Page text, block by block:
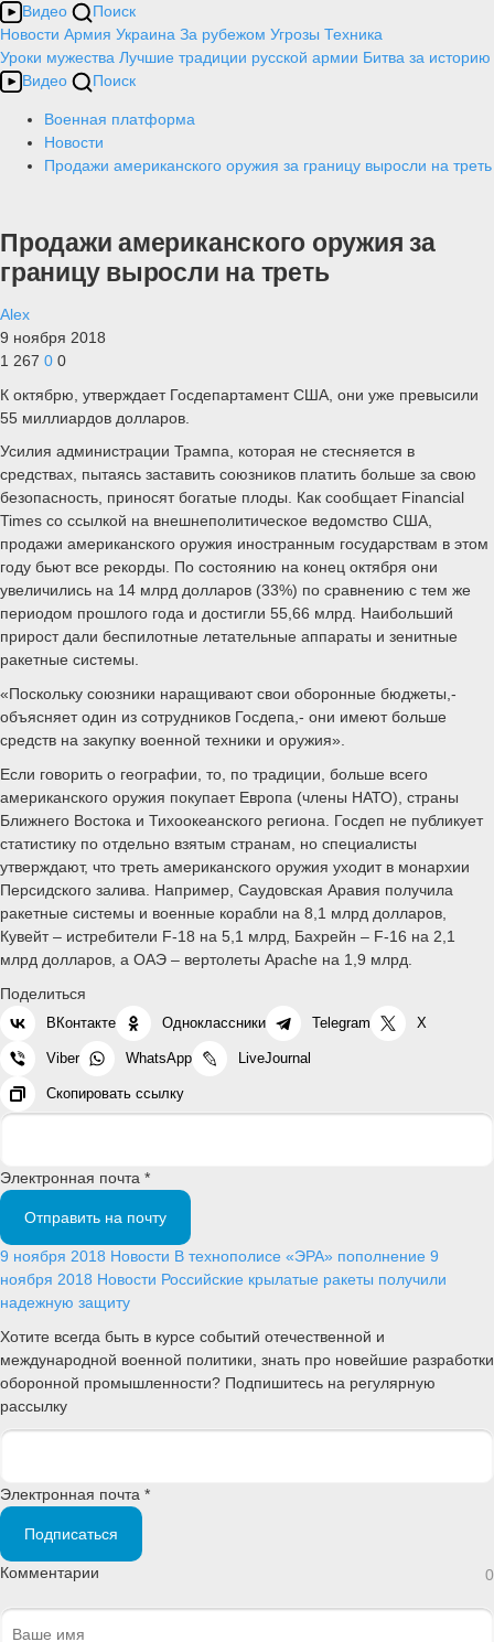
Видео
Поиск
Новости Армия Украина За рубежом Угрозы Техника
Уроки мужества Лучшие традиции русской армии Битва за историю
Видео
Поиск
Военная платформа
Новости
Продажи американского оружия за границу выросли на треть
Продажи американского оружия за
границу выросли на треть
Alex
9 ноября 2018
1 267 0 0
К октябрю, утверждает Госдепартамент США, они уже превысили
55 миллиардов долларов.
Усилия администрации Трампа, которая не стесняется в
средствах, пытаясь заставить союзников платить больше за свою
безопасность, приносят богатые плоды. Как сообщает Financial
Times со ссылкой на внешнеполитическое ведомство США,
продажи американского оружия иностранным государствам в этом
году бьют все рекорды. По состоянию на конец октября они
увеличились на 14 млрд долларов (33%) по сравнению с тем же
периодом прошлого года и достигли 55,66 млрд. Наибольший
прирост дали беспилотные летательные аппараты и зенитные
ракетные системы.
«Поскольку союзники наращивают свои оборонные бюджеты,-
объясняет один из сотрудников Госдепа,- они имеют больше
средств на закупку военной техники и оружия».
Если говорить о географии, то, по традиции, больше всего
американского оружия покупает Европа (члены НАТО), страны
Ближнего Востока и Тихоокеанского региона. Госдеп не публикует
статистику по отдельно взятым странам, но специалисты
утверждают, что треть американского оружия уходит в монархии
Персидского залива. Например, Саудовская Аравия получила
ракетные системы и военные корабли на 8,1 млрд долларов,
Кувейт – истребители F-18 на 5,1 млрд, Бахрейн – F-16 на 2,1
млрд долларов, а ОАЭ – вертолеты Apache на 1,9 млрд.
Поделиться
ВКонтакте Одноклассники Telegram X
Viber WhatsApp LiveJournal
Скопировать ссылку
Электронная почта *
Отправить на почту
9 ноября 2018 Новости В технополисе «ЭРА» пополнение 9
ноября 2018 Новости Российские крылатые ракеты получили
надежную защиту
Хотите всегда быть в курсе событий отечественной и
международной военной политики, знать про новейшие разработки
оборонной промышленности? Подпишитесь на регулярную
рассылку
Электронная почта *
Подписаться
Комментарии 0